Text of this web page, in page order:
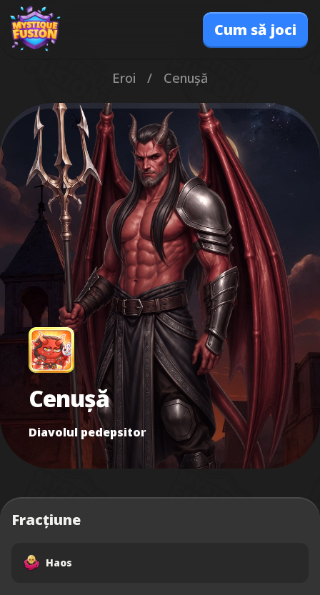
Cum să joci
Eroi / Cenușă
Cenușă
Diavolul pedepsitor
Fracțiune
Haos